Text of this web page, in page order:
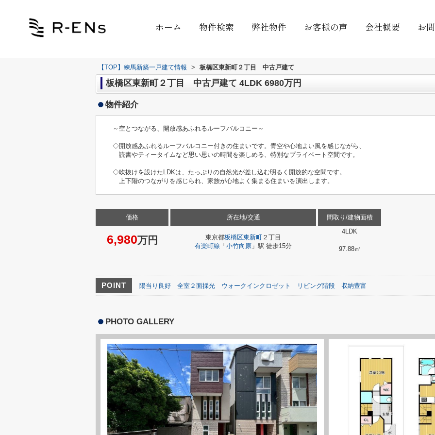
ホーム 物件検索 弊社物件 お客様の声 会社概要 お
【TOP】練馬新築一戸建て情報 > 板橋区東新町２丁目 中古戸建て
板橋区東新町２丁目 中古戸建て 4LDK 6980万円
物件紹介
～空とつながる、開放感あふれるルーフバルコニー～
◇開放感あふれるルーフバルコニー付きの住まいです。青空や心地よい風を感じながら、
読書やティータイムなど思い思いの時間を楽しめる、特別なプライベート空間です。
◇吹抜けを設けたLDKは、たっぷりの自然光が差し込む明るく開放的な空間です。
上下階のつながりを感じられ、家族が心地よく集まる住まいを演出します。
価格
6,980万円
所在地/交通
東京都板橋区東新町 ２丁目
有楽町線 「 小竹向原 」駅 徒歩15分
間取り/建物面積
4LDK
97.88㎡
POINT 陽当り良好 全室２面採光 ウォークインクロゼット リビング階段 収納豊富
PHOTO GALLERY